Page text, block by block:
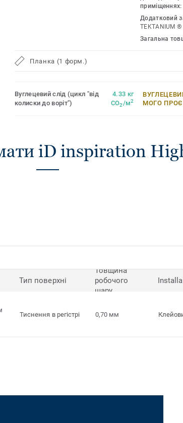
приміщеннях:
Додатковий
TEKTANIUM ®
Загальна
Планка (1 форм.)
Вуглецевий слід (цикл "від
колиски до воріт")
4.33 кг
CO2/м2
МОГО
iD inspiration
Тип поверхні
Товщина
робочого
шару
Тиснення в регістрі 0,70 мм